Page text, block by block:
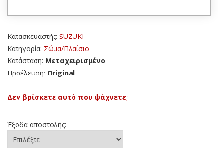
Κατασκευαστής: SUZUKI
Κατηγορία: Σώμα/Πλαίσιο
Κατάσταση: Μεταχειρισμένο
Προέλευση: Original
Δεν βρίσκετε αυτό που ψάχνετε;
Έξοδα αποστολής: